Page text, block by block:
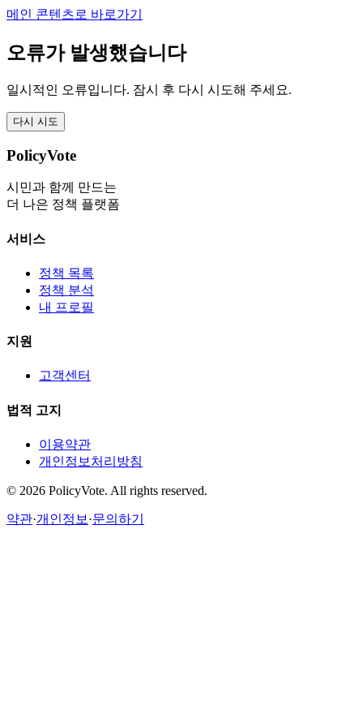
메인 콘텐츠로 바로가기
오류가 발생했습니다
일시적인 오류입니다. 잠시 후 다시 시도해 주세요.
다시 시도
PolicyVote
시민과 함께 만드는
더 나은 정책 플랫폼
서비스
정책 목록
정책 분석
내 프로필
지원
고객센터
법적 고지
이용약관
개인정보처리방침
© 2026 PolicyVote. All rights reserved.
약관·개인정보 ·문의하기